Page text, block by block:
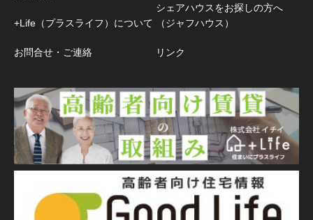
+Life（プラスライフ）について
お問合せ・ご連絡
シェアハウスをお探しの方へ
（ジャフハウス）
リンク